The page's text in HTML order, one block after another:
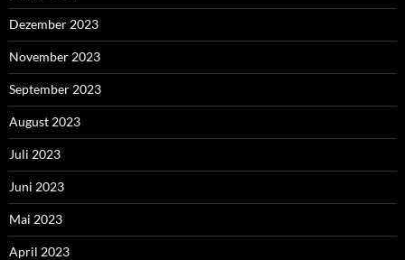
Dezember 2023
November 2023
September 2023
August 2023
Juli 2023
Juni 2023
Mai 2023
April 2023